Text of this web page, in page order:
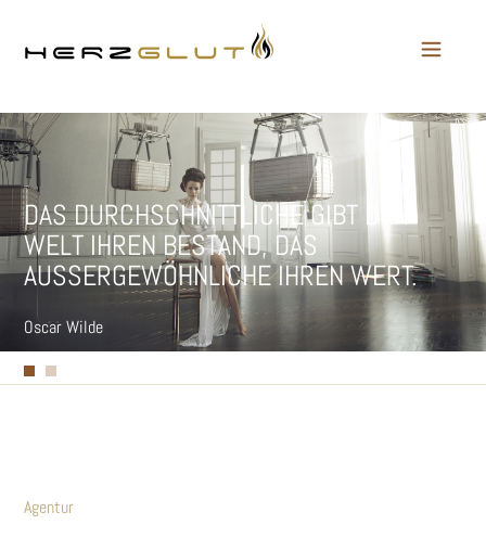
DAS DURCHSCHNITTLICHE GIBT DER
WELT IHREN BESTAND, DAS
AUSSERGEWÖHNLICHE IHREN WERT.
Oscar Wilde
Agentur